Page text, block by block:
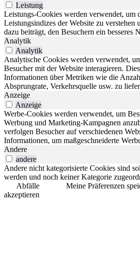
Leistung
Leistungs-Cookies werden verwendet, um
Leistungsindizes der Website zu verstehen
dazu beiträgt, den Besuchern ein besseres
Analytik
Analytik
Analytische Cookies werden verwendet,
Besucher mit der Website interagieren.
Informationen über Metriken wie die
Absprungrate, Verkehrsquelle usw. zu
Anzeige
Anzeige
Werbe-Cookies werden verwendet, um
Werbung und Marketing-Kampagnen
verfolgen Besucher auf verschiedenen
Informationen, um maßgeschneiderte
Andere
andere
Andere nicht kategorisierte Cookies sind
werden und noch keiner Kategorie
Abfälle
Meine Präferenzen
akzeptieren